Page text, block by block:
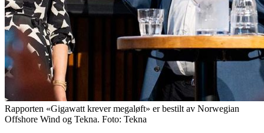
Rapporten «Gigawatt krever megaløft» er bestilt av Norwegian
Offshore Wind og Tekna. Foto: Tekna